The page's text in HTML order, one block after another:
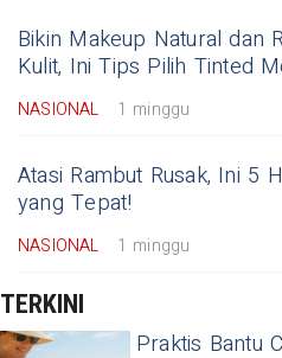
Bikin Makeup Natural dan
Kulit, Ini Tips Pilih Tinted
NASIONAL 1 minggu
Atasi Rambut Rusak, Ini 5
yang Tepat!
NASIONAL 1 minggu
TERKINI
Praktis Bantu